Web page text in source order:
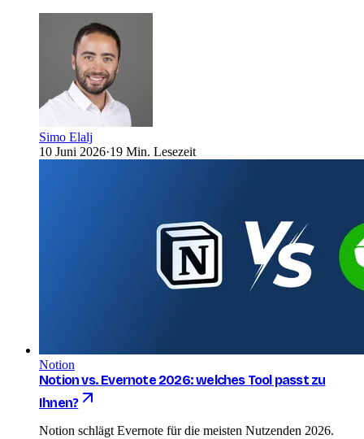
Simo Elalj
10 Juni 2026·19 Min. Lesezeit
Notion
Notion vs. Evernote 2026: welches Tool passt zu
Ihnen?
Notion schlägt Evernote für die meisten Nutzenden 2026.